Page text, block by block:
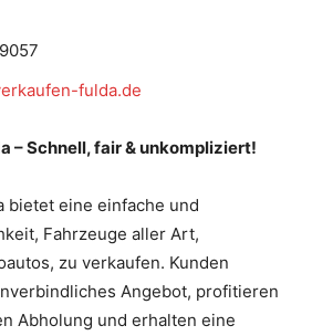
fulda.de
– Schnell, fair & unkompliziert!
bietet eine einfache und
Fahrzeuge aller Art,
zu verkaufen. Kunden
Angebot, profitieren
Abholung und erhalten eine